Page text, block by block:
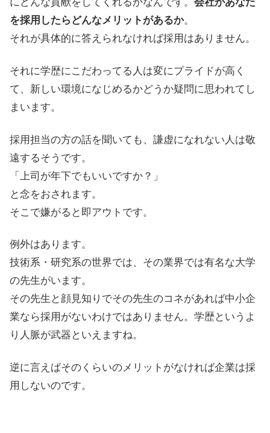
を採用したらどんなメリットがあるか。
それが具体的に答えられなければ採用はありません。
それに学歴にこだわってる人は変にプライドが高く
て、新しい環境になじめるかどうか疑問に思われてし
まいます。
採用担当の方の話を聞いても、謙虚になれない人は敬
遠するそうです。
「上司が年下でもいいですか？」
と念をおされます。
そこで嫌がると即アウトです。
例外はあります。
技術系・研究系の世界では、その業界では有名な大学
の先生がいます。
その先生と顔見知りでその先生のコネがあれば中小企
業なら採用がないわけではありません。学歴というよ
り人脈が武器といえますね。
逆に言えばそのくらいのメリットがなければ企業は採
用しないのです。